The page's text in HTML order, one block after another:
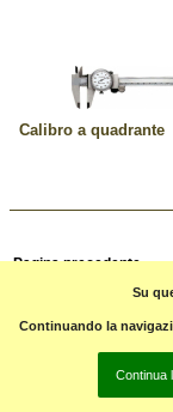
Su
Continuando la
Continua
Calibro a quadrante
Pagina precedente
contatti: Tel.0982583136
guglielmo.forniture@tiscali.it